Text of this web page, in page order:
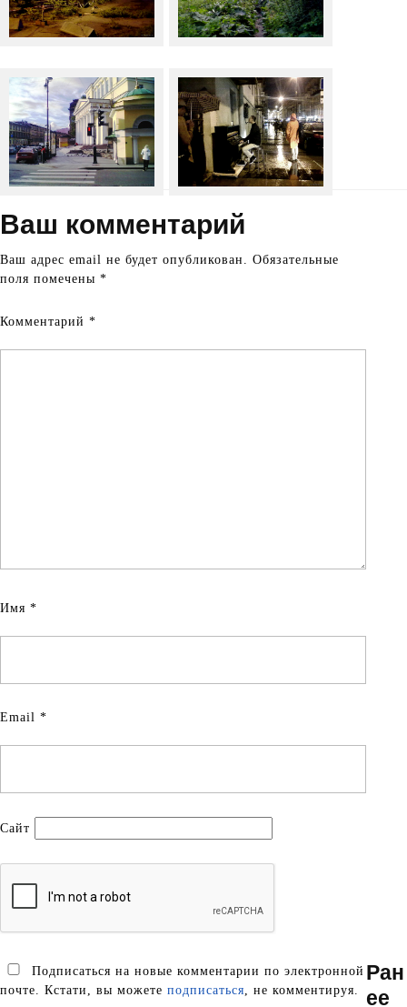
Ваш комментарий
Ваш адрес email не будет опубликован. Обязательные
поля помечены *
Комментарий *
Имя *
Email *
Сайт
Подписаться на новые комментарии по электронной
почте. Кстати, вы можете подписаться, не комментируя.
Ран
ее